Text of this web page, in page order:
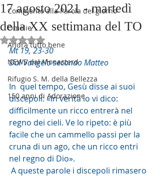
Commento alla Parola del giorno
Omelie
Andrà tutto bene
NEWS dal Monastero
Rifugio S. M. della Bellezza
150 anni di Adorazione
17 agosto 2021 - martedì
della XX settimana del TO
Valutazione NaN stelle su 5.
Mt 19, 23-30
Dal Vangelo secondo Matteo
In  quel tempo, Gesù disse ai suoi
discepoli: «In verità io vi dico:
difficilmente un ricco entrerà nel
regno dei cieli. Ve lo ripeto: è più
facile che un cammello passi per la
cruna di un ago, che un ricco entri
nel regno di Dio».